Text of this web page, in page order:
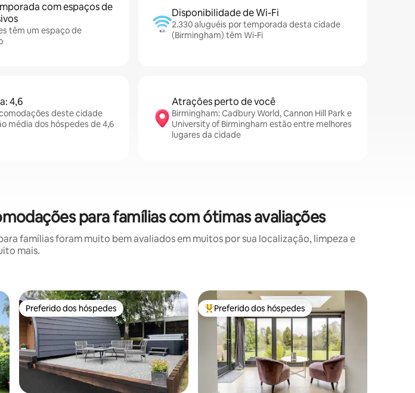
com espaços de
têm um espaço de
Disponibilidade de Wi-Fi
2.330 aluguéis por temporada desta cidade
(Birmingham) têm Wi-Fi
4,6
deste cidade
média dos hóspedes de 4,6
Atrações perto de você
Birmingham: Cadbury World, Cannon Hill Park e
University of Birmingham estão entre melhores
lugares da cidade
para famílias com ótimas avaliações
famílias foram muito bem avaliados em muitos por sua localização, limpeza e
mais.
Preferido dos hóspedes
Preferido dos hóspedes Entre os melhores preferidos dos hóspedes
Preferido dos hóspedes